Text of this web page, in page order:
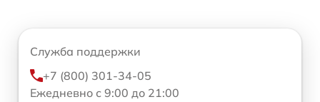
Служба поддержки
+7 (800) 301-34-05
Ежедневно с 9:00 до 21:00